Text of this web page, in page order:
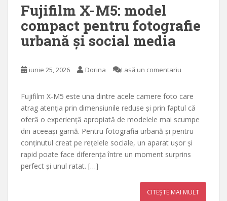
Fujifilm X-M5: model
compact pentru fotografie
urbană și social media
iunie 25, 2026 Dorina Lasă un comentariu
Fujifilm X-M5 este una dintre acele camere foto care
atrag atenția prin dimensiunile reduse și prin faptul că
oferă o experiență apropiată de modelele mai scumpe
din aceeași gamă. Pentru fotografia urbană și pentru
conținutul creat pe rețelele sociale, un aparat ușor și
rapid poate face diferența între un moment surprins
perfect și unul ratat. […]
CITEȘTE MAI MULT